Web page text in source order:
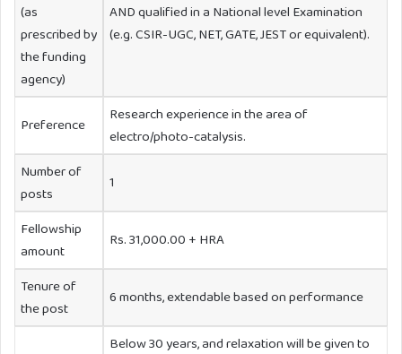
(as
prescribed by
the funding
agency)
AND qualified in a National level Examination
(e.g. CSIR-UGC, NET, GATE, JEST or equivalent).
Preference
Research experience in the area of
electro/photo-catalysis.
Number of
posts
1
Fellowship
amount
Rs. 31,000.00 + HRA
Tenure of
the post
6 months, extendable based on performance
Below 30 years, and relaxation will be given to